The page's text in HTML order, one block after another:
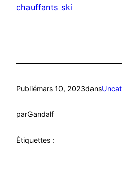
chauffants ski
Publiémars 10, 2023dans
parGandalf
Étiquettes :